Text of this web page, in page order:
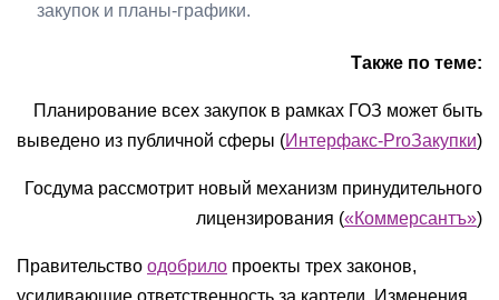
закупок и планы-графики.
Также по теме:
Планирование всех закупок в рамках ГОЗ может быть
выведено из публичной сферы (Интерфакс-ProЗакупки)
Госдума рассмотрит новый механизм принудительного
лицензирования («Коммерсантъ»)
Правительство одобрило проекты трех законов,
усиливающие ответственность за картели. Изменения